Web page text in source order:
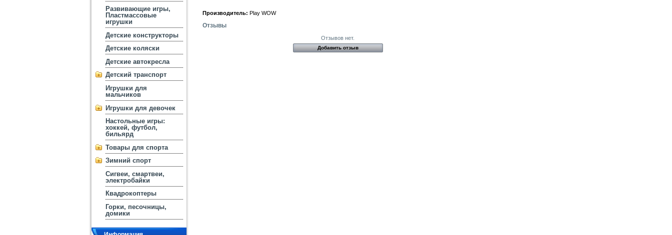
Развивающие игры,
Пластмассовые
игрушки
Детские конструкторы
Детские коляски
Детские автокресла
Детский транспорт
Игрушки для
мальчиков
Игрушки для девочек
Настольные игры:
хоккей, футбол,
бильярд
Товары для спорта
Зимний спорт
Сигвеи, смартвеи,
электробайки
Квадрокоптеры
Горки, песочницы,
домики
Производитель: Play WOW
Отзывы
Отзывов нет.